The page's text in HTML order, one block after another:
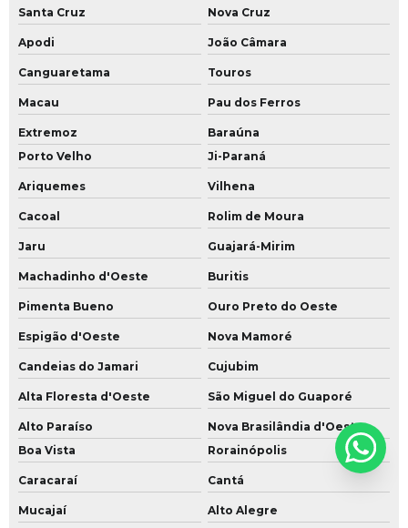
Santa Cruz Nova Cruz
Apodi João Câmara
Canguaretama Touros
Macau Pau dos Ferros
Extremoz
Baraúna
Porto Velho
Ji-Paraná
Ariquemes Vilhena
Cacoal Rolim de Moura
Jaru Guajará-Mirim
Machadinho d'Oeste Buritis
Pimenta Bueno Ouro Preto do Oeste
Espigão d'Oeste Nova Mamoré
Candeias do Jamari Cujubim
Alta Floresta d'Oeste São Miguel do Guaporé
Alto Paraíso
Nova Brasilândia d'Oeste
Boa Vista
Rorainópolis
Caracaraí Cantá
Mucajaí Alto Alegre